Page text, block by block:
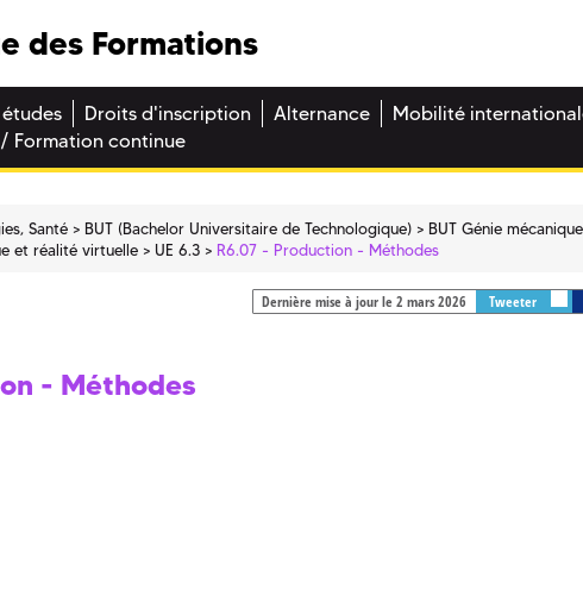
des Formations
Droits d'inscription Alternance Mobilité
Formation continue
Santé BUT (Bachelor Universitaire de Technologique)
BUT Génie
et réalité virtuelle
UE 6.3 R6.07 - Production - Méthodes
Dernière mise à jour le 2 mars 2026 Tweeter
- Méthodes